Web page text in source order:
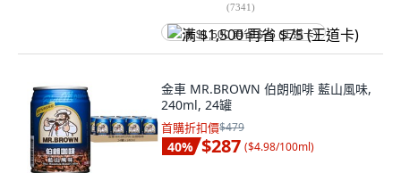
(7341)
满 $1,500 再省 $75 (王道卡)
金車 MR.BROWN 伯朗咖啡 藍山風味,
240ml, 24罐
首購折扣價$479
40% $287 ($4.98/100ml)